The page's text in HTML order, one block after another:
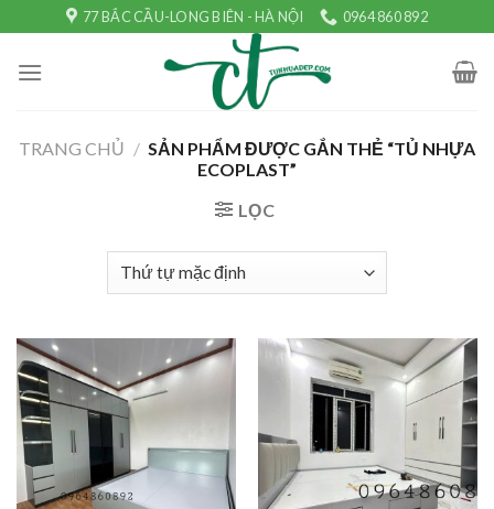
to
content
77 BẮC CẦU-LONG BIÊN - HÀ NỘI 0964 860 892
TRANG CHỦ / SẢN PHẨM ĐƯỢC GẮN THẺ “TỦ NHỰA
ECOPLAST”
LỌC